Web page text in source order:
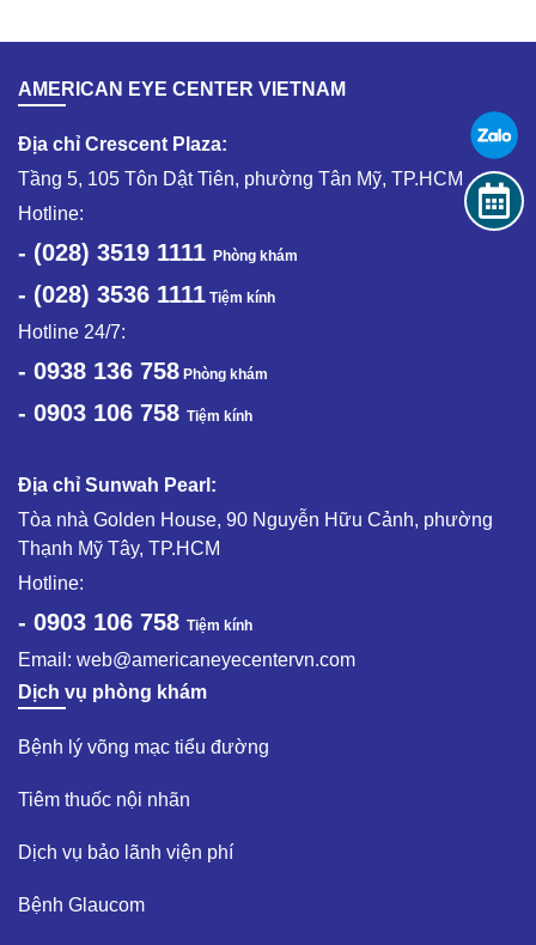
AMERICAN EYE CENTER VIETNAM
Địa chỉ Crescent Plaza:
Tầng 5, 105 Tôn Dật Tiên, phường Tân Mỹ, TP.HCM
Hotline:
- (028) 3519 1111 Phòng khám
- (028) 3536 1111 Tiệm kính
Hotline 24/7:
- 0938 136 758 Phòng khám
- 0903 106 758 Tiệm kính
Địa chỉ Sunwah Pearl:
Tòa nhà Golden House, 90 Nguyễn Hữu Cảnh, phường
Thạnh Mỹ Tây, TP.HCM
Hotline:
- 0903 106 758 Tiệm kính
Email: web@americaneyecentervn.com
Dịch vụ phòng khám
Bệnh lý võng mạc tiểu đường​
Tiêm thuốc nội nhãn ​
Dịch vụ bảo lãnh viện phí​
Bệnh Glaucom​